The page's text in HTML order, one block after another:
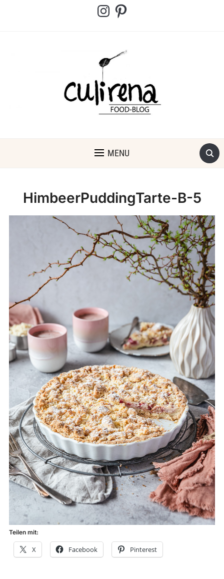
InstagramPinterest
MENU
HimbeerPuddingTarte-B-5
Teilen mit:
X Facebook Pinterest